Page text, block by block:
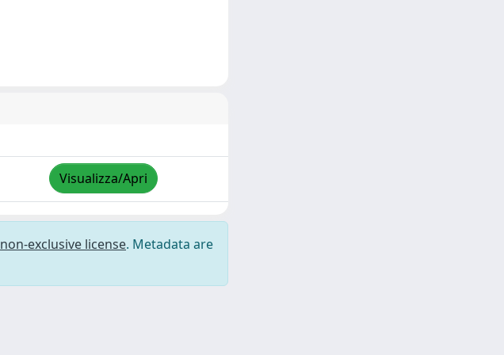
Visualizza/Apri
non-exclusive license. Metadata are